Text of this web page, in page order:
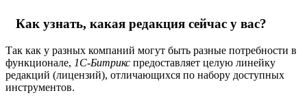
Как узнать, какая редакция сейчас у вас?
Так как у разных компаний могут быть разные потребности в
функционале, 1С-Битрикс предоставляет целую линейку
редакций (лицензий), отличающихся по набору доступных
инструментов.